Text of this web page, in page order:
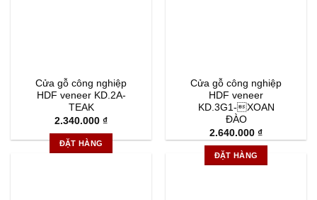
Cửa gỗ công nghiệp
HDF veneer KD.2A-
TEAK
2.340.000 ₫
ĐẶT HÀNG
Cửa gỗ công nghiệp
HDF veneer
KD.3G1-XOAN
ĐÀO
2.640.000 ₫
ĐẶT HÀNG